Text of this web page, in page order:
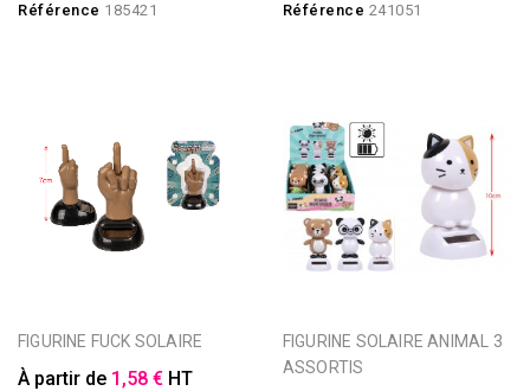
Référence 185421 Référence 241051
FIGURINE FUCK SOLAIRE
À partir de 1,58 € HT
FIGURINE SOLAIRE ANIMAL 3
ASSORTIS